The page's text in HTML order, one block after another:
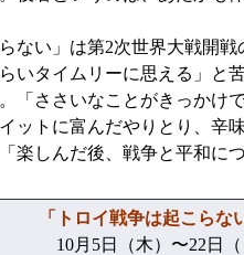
ない」は第2次世界大戦開戦
いタイムリーに思える」
「ささいなことがきっかけ
ットに富んだやりとり、辛
楽しんだ後、戦争と平和に
「トロイ戦争は起こらな
10月5日（木）〜22日（